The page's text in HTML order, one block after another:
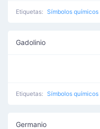
Etiquetas: Símbolos químicos
Gadolinio
Etiquetas: Símbolos químicos
Germanio